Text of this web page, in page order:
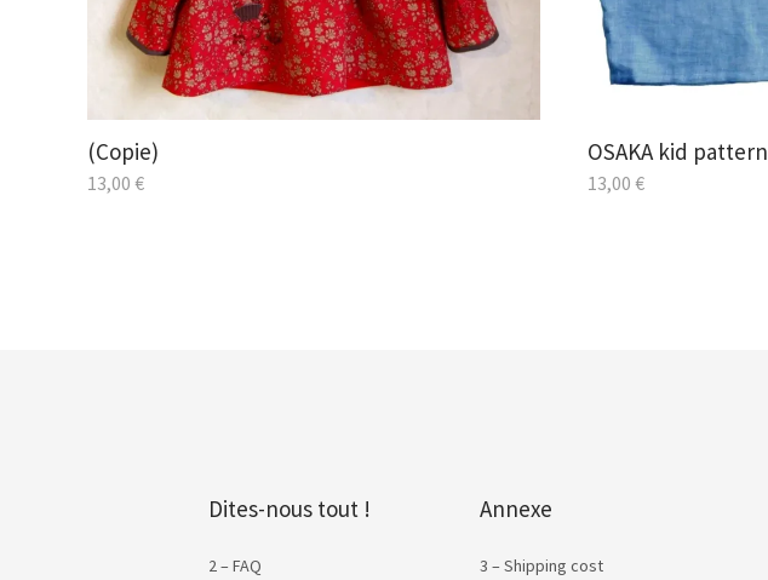
(Copie)
13,00 €
OSAKA kid pattern
13,00€
Dites-nous tout !
2 – FAQ
Annexe
3 – Shipping cost